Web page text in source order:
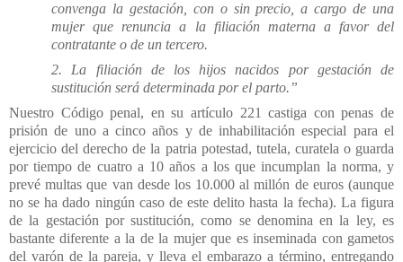
convenga la gestación, con o sin precio, a cargo de una
mujer que renuncia a la filiación materna a favor del
contratante o de un tercero.
2. La filiación de los hijos nacidos por gestación de
sustitución será determinada por el parto.”
Nuestro Código penal, en su artículo 221 castiga con penas de
prisión de uno a cinco años y de inhabilitación especial para el
ejercicio del derecho de la patria potestad, tutela, curatela o guarda
por tiempo de cuatro a 10 años a los que incumplan la norma, y
prevé multas que van desde los 10.000 al millón de euros (aunque
no se ha dado ningún caso de este delito hasta la fecha). La figura
de la gestación por sustitución, como se denomina en la ley, es
bastante diferente a la de la mujer que es inseminada con gametos
del varón de la pareja, y lleva el embarazo a término, entregando